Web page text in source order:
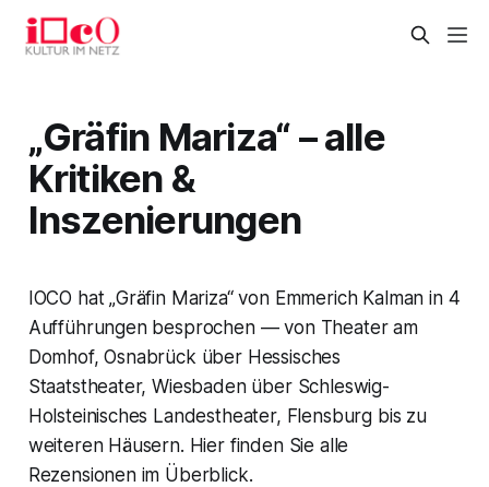
„Gräfin Mariza“ – alle
Kritiken &
Inszenierungen
IOCO hat „Gräfin Mariza“ von Emmerich Kalman in 4
Aufführungen besprochen — von Theater am
Domhof, Osnabrück über Hessisches
Staatstheater, Wiesbaden über Schleswig-
Holsteinisches Landestheater, Flensburg bis zu
weiteren Häusern. Hier finden Sie alle
Rezensionen im Überblick.